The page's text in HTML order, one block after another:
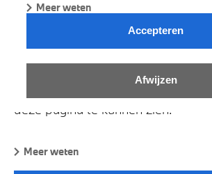
Meer weten
Accepteren
Afwijzen
ONTDEK ONZE JOB
Gelieve cookies in te schakelen
deze pagina te kunnen zien.
Meer weten